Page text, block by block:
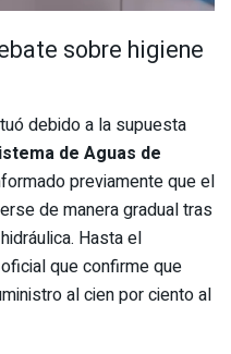
sobre higiene
debido a la supuesta
de Aguas de
previamente que el
de manera gradual tras
Hasta el
que confirme que
al cien por ciento al